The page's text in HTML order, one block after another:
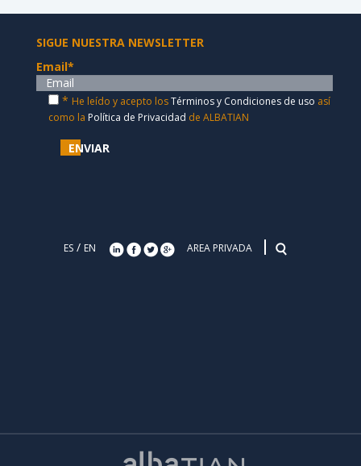
SIGUE NUESTRA NEWSLETTER
Email*
* He leído y acepto losTérminos y Condiciones de uso así
como la Política de Privacidad de ALBATIAN
ENVIAR
ES / EN AREA PRIVADA